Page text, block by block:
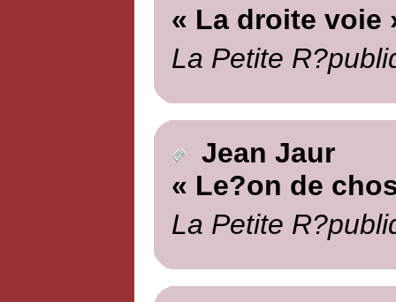
« La droite voie
La Petite
Jean Jaur
« Le?on de
La Petite